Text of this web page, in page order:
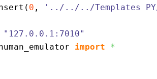
( 0 , '../../../Templates
"127.0.0.1:7010"
import *